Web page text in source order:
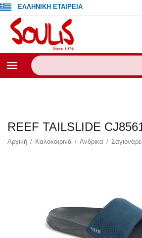
ΕΛΛΗΝΙΚΗ ΕΤΑΙΡΕΙΑ
REEF TAILSLIDE
Αρχική / Καλοκαιρινά / Ανδρικα /